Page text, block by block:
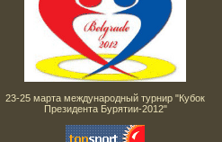
23-25 марта международный турнир "Кубок
Президента Бурятии-2012"